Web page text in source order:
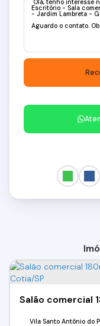
Vila Santo Antônio do